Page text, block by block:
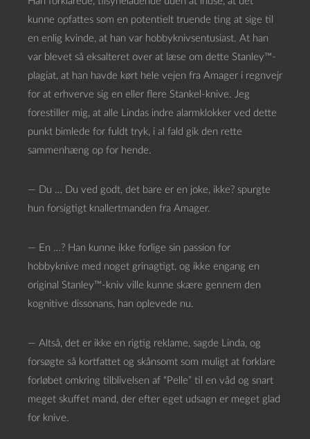
kunne opfattes som en potentielt truende ting at sige til
en enlig kvinde, at han var hobbyknivsentusiast. At han
var blevet så eksalteret over at læse om dette Stanley™-
plagiat, at han havde kørt hele vejen fra Amager i regnvejr
for at erhverve sig en eller flere Stankel-knive. Jeg
forestiller mig, at alle Lindas indre alarmklokker ved dette
punkt bimlede for fuldt tryk, i al fald gik den rette
sammenhæng op for hende.
— Du … Du ved godt, det bare er en joke, ikke? spurgte
hun forsigtigt knallertmanden fra Amager.
— En …? Han kunne ikke forlige sin passion for
hobbyknive med noget grinagtigt, og ikke engang en
original Stanley™-kniv ville kunne skære gennem den
kognitive dissonans, han oplevede nu.
— Altså, det er ikke en rigtig reklame, sagde Linda, og
forsøgte så kortfattet og skånsomt som muligt at forklare
forløbet omkring tilblivelsen af “Pelle” til en våd og snart
meget skuffet mand, der efter eget udsagn er meget glad
for knive.